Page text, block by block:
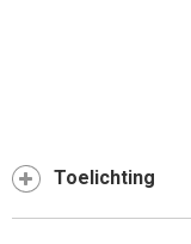
Toelichting